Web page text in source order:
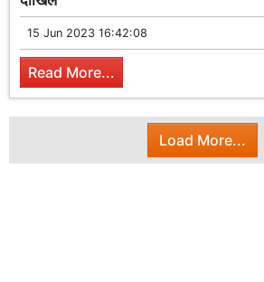
15 Jun 2023 16:42:08
Read More...
Load More...